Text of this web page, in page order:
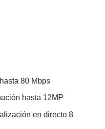
80 Mbps
hasta 12MP
en directo 8